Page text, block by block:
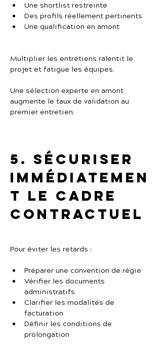
Une shortlist restreinte
Des profils réellement pertinents
Une qualification en amont
Multiplier les entretiens ralentit le
projet et fatigue les équipes.
Une sélection experte en amont
augmente le taux de validation au
premier entretien.
5. Sécuriser
immédiatemen
t le cadre
contractuel
Pour éviter les retards :
Préparer une convention de régie
Vérifier les documents
administratifs
Clarifier les modalités de
facturation
Définir les conditions de
prolongation